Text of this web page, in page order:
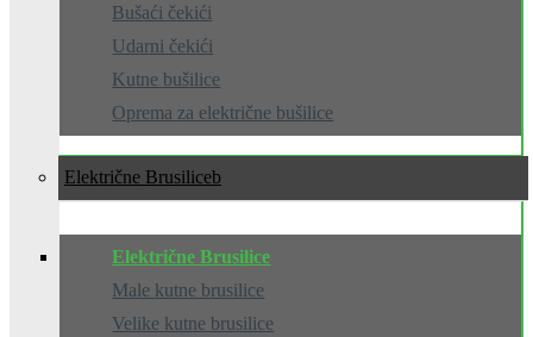
Bušaći čekići
Udarni čekići
Kutne bušilice
Oprema za električne bušilice
Električne Brusilice
Električne Brusilice
Male kutne brusilice
Velike kutne brusilice